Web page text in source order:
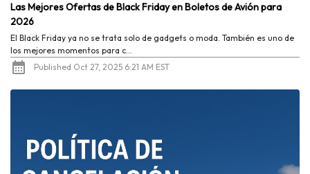
Las Mejores Ofertas de Black Friday en Boletos de Avión para
2026
El Black Friday ya no se trata solo de gadgets o moda. También es uno de
los mejores momentos para c...
Published Oct 27, 2025 6:21 AM EST